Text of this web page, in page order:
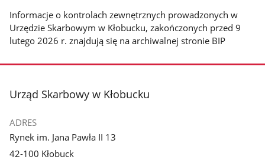
Informacje o kontrolach zewnętrznych prowadzonych w
Urzędzie Skarbowym w Kłobucku, zakończonych przed 9
lutego 2026 r. znajdują się na archiwalnej stronie BIP
stopka
Urząd Skarbowy w Kłobucku
ADRES
Rynek im. Jana Pawła II 13
42-100 Kłobuck